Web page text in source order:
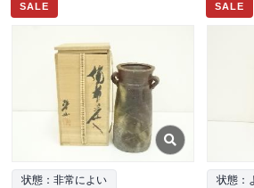
SALE
状態：非常によい
SALE
状態：